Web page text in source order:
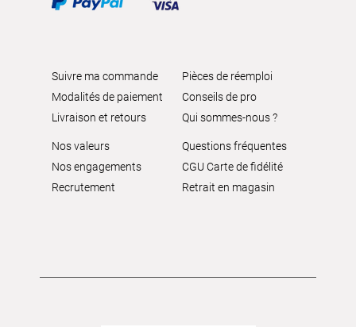
Suivre ma commande
Modalités de paiement
Livraison et retours
Pièces de réemploi
Conseils de pro
Qui sommes-nous ?
Nos valeurs
Nos engagements
Recrutement
Questions fréquentes
CGU Carte de fidélité
Retrait en magasin